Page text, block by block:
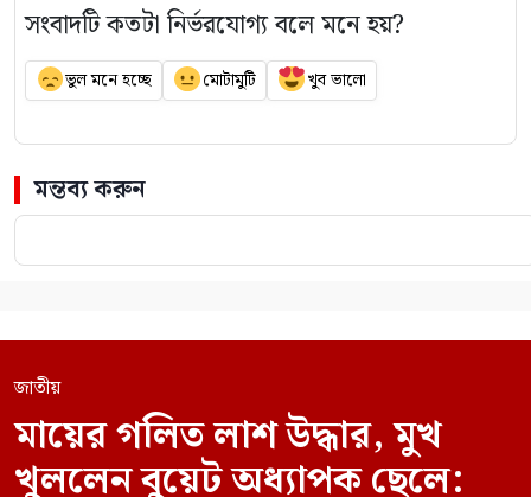
সংবাদটি কতটা নির্ভরযোগ্য বলে মনে হয়?
ভুল মনে হচ্ছে মোটামুটি খুব ভালো
মন্তব্য করুন
জাতীয়
মায়ের গলিত লাশ উদ্ধার, মুখ
খুললেন বুয়েট অধ্যাপক ছেলে: